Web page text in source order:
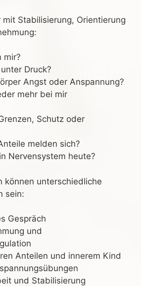
Stabilisierung, Orientierung
mir?
Druck?
Angst oder Anspannung?
mehr bei mir
Schutz oder
melden sich?
Nervensystem heute?
können unterschiedliche
sein:
Gespräch
und
Anteilen und innerem Kind
und Stabilisierung